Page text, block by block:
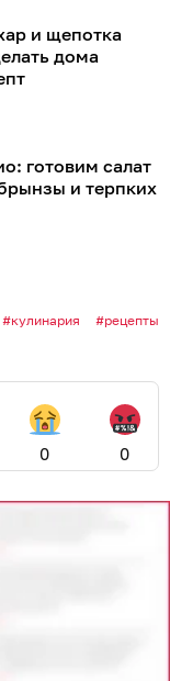
и щепотка
дома
готовим салат
и терпких
кулинария рецепты
0 0